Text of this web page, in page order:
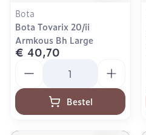
Bota
Bota Tovarix 20/ii
Armkous Bh Large
€ 40,70
Bestel